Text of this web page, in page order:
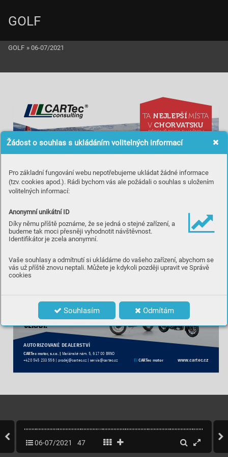
Žádost o souhlas s ukládáním volitelných informací
Pro základní fungování webu nepotřebujeme ukládat žádné informace
(tzv. cookies apod.). Rádi bychom vás ale požádali o souhlas s uložením
volitelných informací:
Anonymní unikátní ID
Díky němu příště poznáme, že se jedná o stejné zařízení, a
budeme tak moci přesněji vyhodnotit návštěvnost.
Identifikátor je zcela anonymní.
Vaše souhlasy a odmítnutí si ukládáme do vašeho zařízení, abychom se
vás už příště znovu neptali. Můžete je kdykoli později upravit ve Správě
cookies
Souhlasím Odmítám
V CHORVATSKU
Váš partner pro výhodné investice
v Dalmácii.
www.cartecconsulting.cz
TA NEJL EPŠÍ MÍSTA
V CHORVATSKU
PŘESNĚ PODLE VAŠICH
CARTec motor, s.r.o. | Mariánské nám. 5, 617 00 BRNO
+420 545 233 556 | prodej@cartec.cz | servis@cartec.cz
AUTORIZOVANÉ DEALERSTVÍ
, které na vás
EKAJÍ!
CARTec motor www.cartec.cz
INZERCE
GOLF
GOLF » 06-07/2021
06-07/2021 47